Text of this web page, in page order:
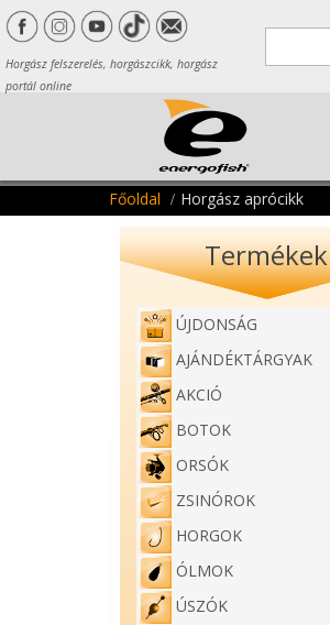
Horgász felszerelés, horgászcikk, horgász
portál online
Főoldal Horgász aprócikk
Termékek
ÚJDONSÁG
AJÁNDÉKTÁRGYAK
AKCIÓ
BOTOK
ORSÓK
ZSINÓROK
HORGOK
ÓLMOK
ÚSZÓK